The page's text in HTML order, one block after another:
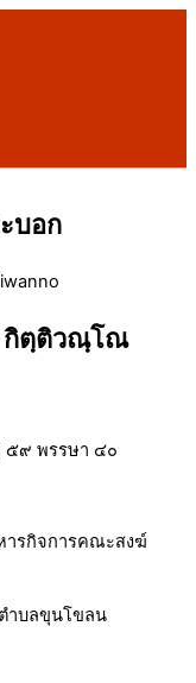
บอก
กิตฺติวณฺโณ
๕๙ พรรษา ๔๐
ารกิจการคณะสงฆ์
ำบลขุนโขลน